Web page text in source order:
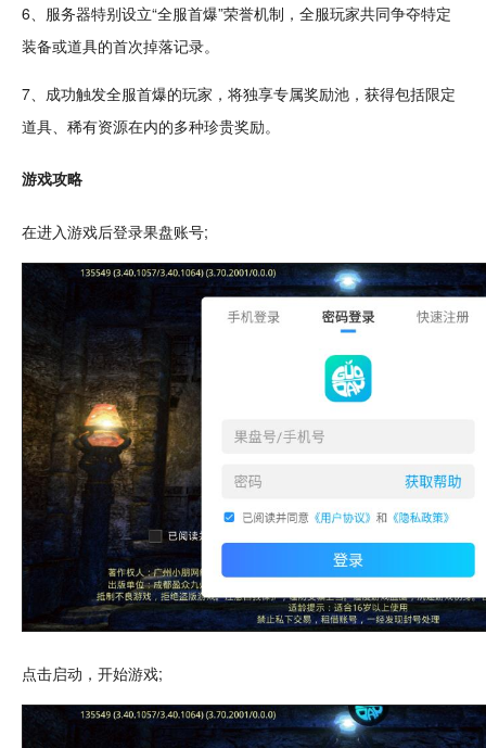
6、服务器特别设立“全服首爆”荣誉机制，全服玩家共同争夺特定
装备或道具的首次掉落记录。
7、成功触发全服首爆的玩家，将独享专属奖励池，获得包括限定
道具、稀有资源在内的多种珍贵奖励。
游戏攻略
在进入游戏后登录果盘账号;
点击启动，开始游戏;